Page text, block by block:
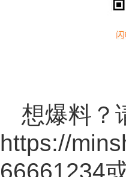
想爆料？
https://
66661234